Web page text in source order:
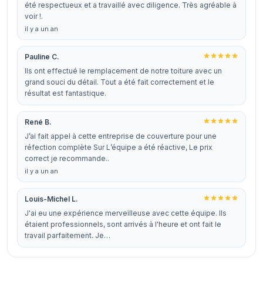
été respectueux et a travaillé avec diligence. Très agréable à
voir !.
il y a un an
Pauline C.
Ils ont effectué le remplacement de notre toiture avec un
grand souci du détail. Tout a été fait correctement et le
résultat est fantastique.
René B.
J’ai fait appel à cette entreprise de couverture pour une
réfection complète Sur L’équipe a été réactive, Le prix
correct je recommande..
il y a un an
Louis-Michel L.
J'ai eu une expérience merveilleuse avec cette équipe. Ils
étaient professionnels, sont arrivés à l'heure et ont fait le
travail parfaitement. Je…